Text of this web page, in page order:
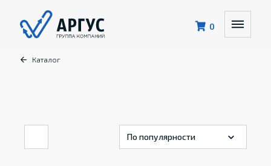
0
Каталог